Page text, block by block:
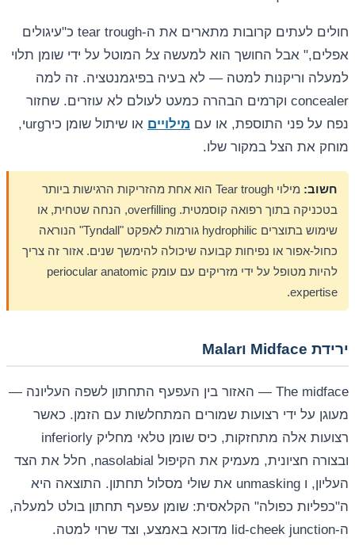
חולים לעתים קרובות מתארים את ה-tear trough כ"עיגולים
אפלים," אבל החושך הוא למעשהצל המוטל על ידי שומן תלוי
למעלה וריקנות למטה — לא בעיה בפיגמנטציה. זה למה
concealer וקרמים הבהרה כמעט לעולם לא עוזרים. שחזור
נפח על פני התוספת, או עם מילויים
או שיתול שומן כירurgי,
מוחק את הצל במקור שלו.
חשוב:
מילוי Tear trough הוא אחת מהזריקות הרגישות ביותר
בטכניקה בתוך רפואה קוסמטית. overfilling, הנחה שטחית, או
שימוש בתוצרים hydrophilic גורמות לאפקט "Tyndall" הנוראה
כחול-אפור או נפיחות קבועה שיכולה להימשך שנים. אזור זה צריך
להיות מטופל על ידי מזריקים עם עומק periocular anatomic
expertise.
ירידת Midface וMalar
The midface — האזור בין העפעף התחתון לשפה העליונה —
מעוגן על ידי רצועות שמורים המתחלשות עם הזמן. כאשר
רצועות אלה מתחזקות, כיס שומן טלאי מחליק inferiorly
ובצורה חציונית, מעמיק את הקיפול nasolabial, חלל את הצד
העליון, ו unmasking את שולי מסלול תחתון. התוצאה היא
ה"כפליות כפולה" הקלאסית: שומן עפעף תחתון בולט למעלה,
ה-lid-cheek junction מדוכא באמצע, וצד שרוי למטה.